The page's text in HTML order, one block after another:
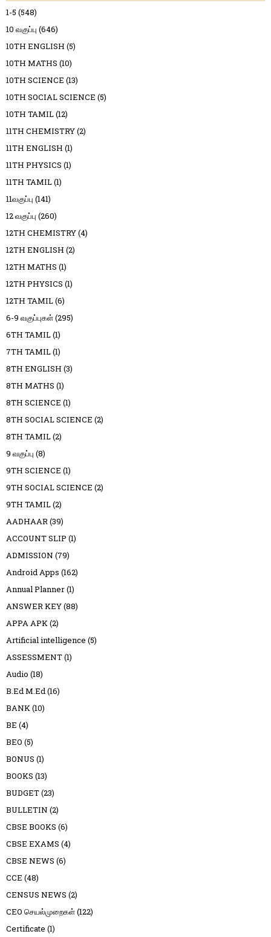
1-5 (548)
10 வகுப்பு (646)
10TH ENGLISH (5)
10TH MATHS (10)
10TH SCIENCE (13)
10TH SOCIAL SCIENCE (5)
10TH TAMIL(12)
11TH CHEMISTRY(2)
11TH ENGLISH (1)
11TH PHYSICS (1)
11TH TAMIL(1)
11வகுப்பு (141)
12 வகுப்பு (260)
12TH CHEMISTRY(4)
12TH ENGLISH (2)
12TH MATHS (1)
12TH PHYSICS (1)
12TH TAMIL(6)
6-9 வகுப்புகள்(295)
6TH TAMIL(1)
7TH TAMIL(1)
8TH ENGLISH (3)
8TH MATHS (1)
8TH SCIENCE (1)
8TH SOCIAL SCIENCE (2)
8TH TAMIL(2)
9 வகுப்பு (8)
9TH SCIENCE (1)
9TH SOCIAL SCIENCE (2)
9TH TAMIL(2)
AADHAAR(39)
ACCOUNT SLIP (1)
ADMISSION (79)
Android Apps (162)
Annual Planner(1)
ANSWER KEY(88)
APPA APK(2)
Artificial intelligence (5)
ASSESSMENT(1)
Audio (18)
B.Ed M.Ed(16)
BANK(10)
BE (4)
BEO (5)
BONUS (1)
BOOKS (13)
BUDGET(23)
BULLETIN (2)
CBSE BOOKS (6)
CBSE EXAMS (4)
CBSE NEWS (6)
CCE (48)
CENSUS NEWS (2)
CEO செயல்முறைகள்(122)
Certificate (1)